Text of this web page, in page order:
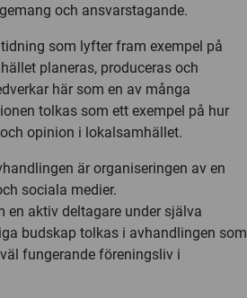
och ansvarstagande.
som lyfter fram exempel på
planeras, produceras och
här som en av många
tolkas som ett exempel på hur
opinion i lokalsamhället.
är organiseringen av en
sociala medier.
aktiv deltagare under själva
budskap tolkas i avhandlingen som
fungerande föreningsliv i